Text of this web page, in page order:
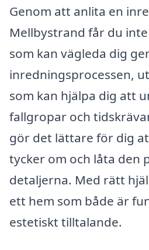
Genom att anlita en
Mellbystrand får du
som kan vägleda dig
inredningsprocessen,
som kan hjälpa dig att
fallgropar och
gör det lättare för dig
tycker om och låta den
detaljerna. Med rätt
ett hem som både är
estetiskt tilltalande.